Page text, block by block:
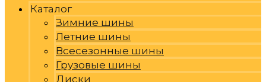
Каталог
Зимние шины
Летние шины
Всесезонные шины
Грузовые шины
Диски